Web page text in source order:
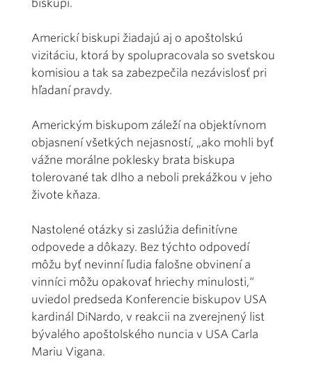
biskupi.
Americkí biskupi žiadajú aj o apoštolskú
vizitáciu, ktorá by spolupracovala so svetskou
komisiou a tak sa zabezpečila nezávislosť pri
hľadaní pravdy.
Americkým biskupom záleží na objektívnom
objasnení všetkých nejasností, „ako mohli byť
vážne morálne poklesky brata biskupa
tolerované tak dlho a neboli prekážkou v jeho
živote kňaza.
Nastolené otázky si zaslúžia definitívne
odpovede a dôkazy. Bez týchto odpovedí
môžu byť nevinní ľudia falošne obvinení a
vinníci môžu opakovať hriechy minulosti,“
uviedol predseda Konferencie biskupov USA
kardinál DiNardo, v reakcii na zverejnený list
bývalého apoštolského nuncia v USA Carla
Mariu Vigana.